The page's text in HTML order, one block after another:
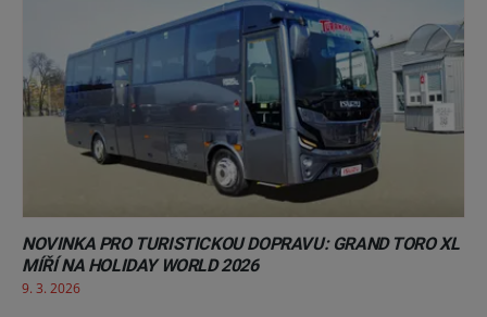
NOVINKA PRO TURISTICKOU DOPRAVU: GRAND TORO XL
MÍŘÍ NA HOLIDAY WORLD 2026
9. 3. 2026